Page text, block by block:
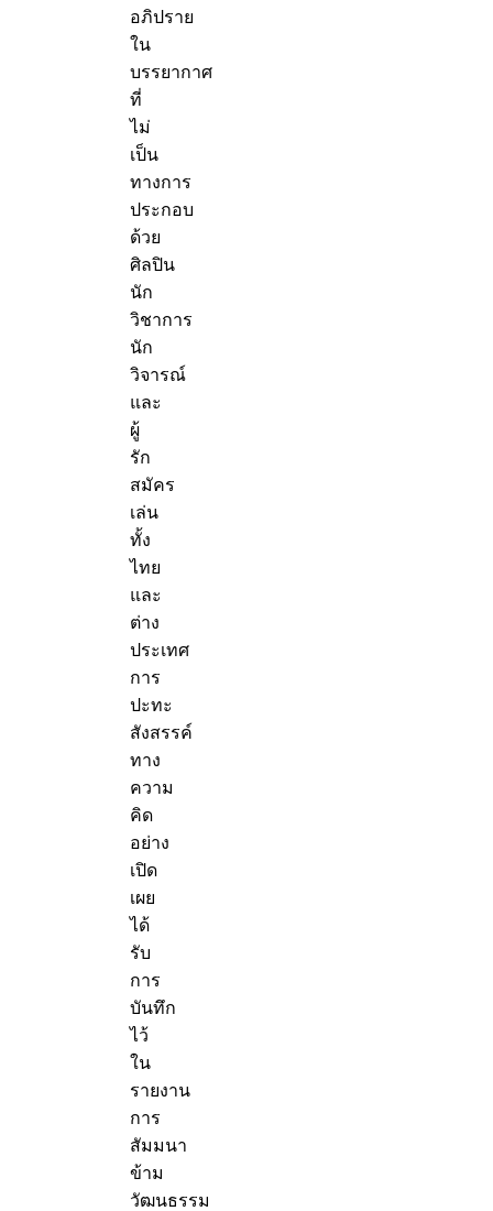
อภิปราย
ใน
บรรยากาศ
ที่
ไม่
เป็น
ทางการ
ประกอบ
ด้วย
ศิลปิน
นัก
วิชาการ
นัก
วิจารณ์
และ
ผู้
รัก
สมัคร
เล่น
ทั้ง
ไทย
และ
ต่าง
ประเทศ
การ
ปะทะ
สังสรรค์
ทาง
ความ
คิด
อย่าง
เปิด
เผย
ได้
รับ
การ
บันทึก
ไว้
ใน
รายงาน
การ
สัมมนา
ข้าม
วัฒนธรรม